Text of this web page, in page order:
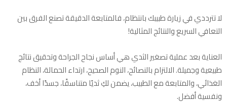
لا تترددي في زيارة طبيبك بانتظام، فالمتابعة الدقيقة تصنع الفرق بين
التعافي السريع والنتائج المثالية!
العناية بعد عملية تصغير الثدي هي أساس نجاح الجراحة وتحقيق نتائج
طبيعية وجميلة. الالتزام بالنصائح، النوم الصحيح، ارتداء الحمالة، النظام
الغذائي، والمتابعة مع الطبيب، يضمن لكِ ثديًا متناسقًا، جسدًا أخف،
ونفسية أفضل.